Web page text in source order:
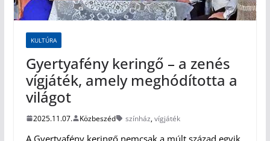
KULTÚRA
Gyertyafény keringő – a zenés
vígjáték, amely meghódította a
világot
2025.11.07. Közbeszéd színház,vígjáték
A Gyertyafény keringő nemcsak a múlt század egyik